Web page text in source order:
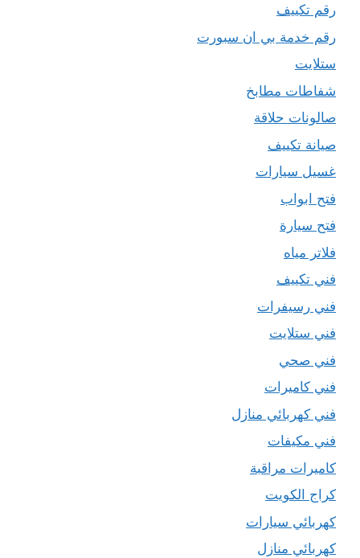
رقم تكييف
رقم خدمة بي ان سبورت
ستلايت
شفاطات مطابخ
صالونات حلاقة
صيانة تكييف
غسيل سيارات
فتح ابواب
فتح سيارة
فلاتر مياه
فني تكييف
فني رسيفرات
فني ستلايت
فني صحي
فني كاميرات
فني كهربائي منازل
فني مكيفات
كاميرات مراقبة
كراج الكويت
كهربائي سيارات
كهربائي منازل